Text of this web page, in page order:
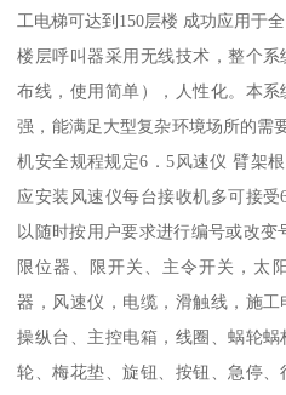
工电梯可达到150层楼 成功应用于
楼层呼叫器采用无线技术，整个
布线，使用简单），人性化。本
强，能满足大型复杂环境场所的需
机安全规程规定6．5风速仪 臂架
应安装风速仪每台接收机多可接
以随时按用户要求进行编号或改
限位器、限开关、主令开关，太
器，风速仪，电缆，滑触线，施工
操纵台、主控电箱，线圈、蜗轮
轮、梅花垫、旋钮、按钮、急停